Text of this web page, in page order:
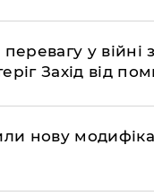
у війні
Захід від
нову